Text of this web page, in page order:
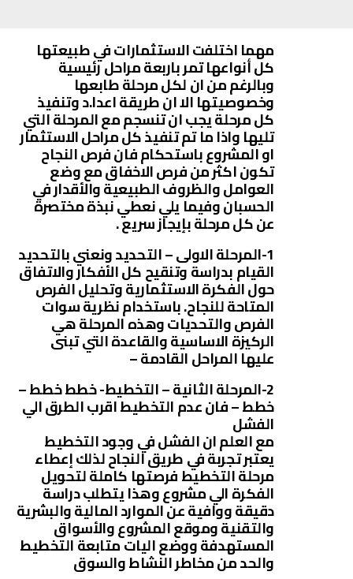
مهما اختلفت الاستثمارات في طبيعتها
كل أنواعها تمر باربعة مراحل رئيسية
وبالرغم من ان لكل مرحلة طابعها
وخصوصيتها الا ان طريقة اعدا.د وتنفيذ
كل مرحلة يجب ان تنسجم مع المرحلة التي
تليها واذا ما تم تنفيذ كل مراحل الاستثمار
او المشروع باستحكام فان فرص النجاح
تكون اكثر من فرص الاخفاق مع وضع
العوامل والظروف الطبيعية والأقدار في
الحسبان وفيما يلي نعطي نبذة مختصرة
عن كل مرحلة بإيجاز سريع .
1-المرحلة الاولى – التحديد ونعني بالتحديد
القيام بدراسة وتنقيح كل الأفكار والاتفاق
حول الفكرة الاستثمارية وتحليل الفرص
المتاحة للنجاح. باستخدام نظرية سوات
الفرص والتحديات وهذه المرحلة هي
الركيزة الاساسية والقاعدة التي تبنى
عليها المراحل القادمة –
2-المرحلة الثانية – التخطيط- خطط خطط –
خطط – فان عدم التخطيط اقرب الطرق الي
الفشل
مع العلم ان الفشل في وجود التخطيط
يعتبر تجربة في طريق النجاح لذلك إعطاء
مرحلة التخطيط فرصتها كاملة لتحويل
الفكرة الي مشروع وهذا يتطلب دراسة
دقيقة ووافية عن الموارد المالية والبشرية
والتقنية وموقع المشروع والأسواق
المستهدفة ووضع اليات متابعة التخطيط
والحد من مخاطر النشاط والسوق